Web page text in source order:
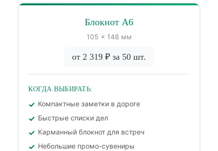
Блокнот А6
105 × 148 мм
от 2 319 ₽ за 50 шт.
КОГДА ВЫБИРАТЬ:
Компактные заметки в дороге
Быстрые списки дел
Карманный блокнот для встреч
Небольшие промо-сувениры